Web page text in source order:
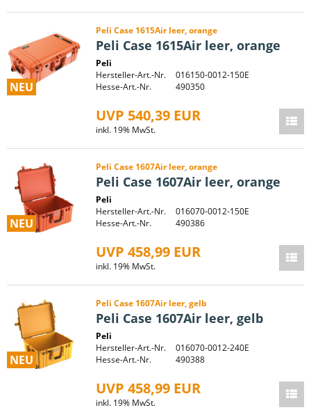
NEU
Peli Case 1615Air leer, orange
Peli Case 1615Air leer, orange
Peli
Hersteller-Art.-Nr.
016150-0012-150E
Hesse-Art.-Nr.
490350
UVP 540,39 EUR
inkl. 19% MwSt.
NEU
Peli Case 1607Air leer, orange
Peli Case 1607Air leer, orange
Peli
Hersteller-Art.-Nr.
016070-0012-150E
Hesse-Art.-Nr.
490386
UVP 458,99 EUR
inkl. 19% MwSt.
NEU
Peli Case 1607Air leer, gelb
Peli Case 1607Air leer, gelb
Peli
Hersteller-Art.-Nr.
016070-0012-240E
Hesse-Art.-Nr.
490388
UVP 458,99 EUR
inkl. 19% MwSt.